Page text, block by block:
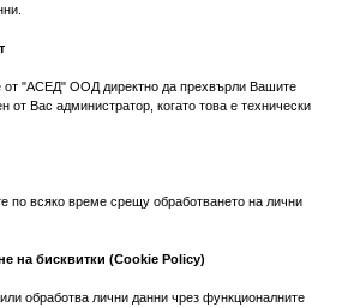
от "АСЕД" ООД директно да прехвърли Вашите
от Вас администратор, когато това е технически
по всяко време срещу обработването на лични
на бисквитки (Cookie Policy)
обработва лични данни чрез функционалните